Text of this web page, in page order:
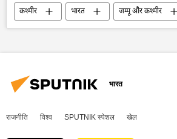
कश्मीर भारत
जम्मू और कश्मीर
आतंकी समूह
आतंकवाद
भारत
राजनीति विश्व SPUTNIK स्पेशल खेल